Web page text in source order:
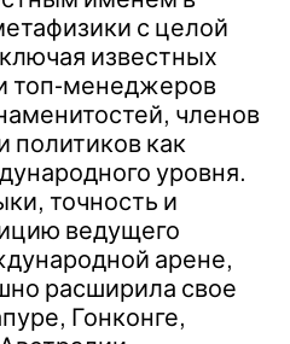
с целой
известных
топ-менеджеров
членов
политиков как
уровня.
точность и
ведущего
арене,
расширила свое
Гонконге,